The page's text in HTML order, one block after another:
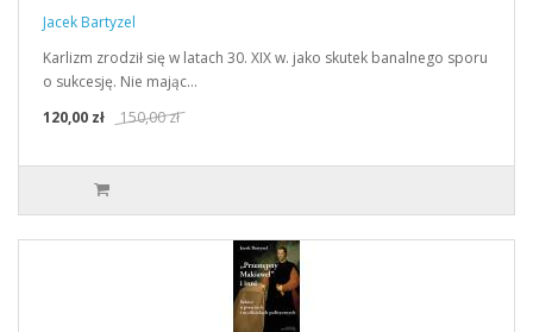
Jacek Bartyzel
Karlizm zrodził się w latach 30. XIX w. jako skutek banalnego sporu
o sukcesję. Nie mając…
120,00 zł
150,00 zł